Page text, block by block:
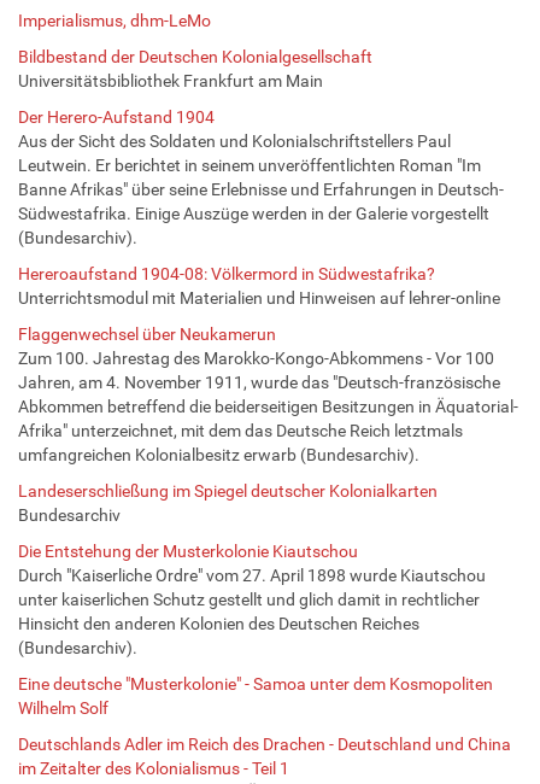
Imperialismus, dhm-LeMo
Bildbestand der Deutschen Kolonialgesellschaft
Universitätsbibliothek Frankfurt am Main
Der Herero-Aufstand 1904
Aus der Sicht des Soldaten und Kolonialschriftstellers Paul
Leutwein. Er berichtet in seinem unveröffentlichten Roman "Im
Banne Afrikas" über seine Erlebnisse und Erfahrungen in Deutsch-
Südwestafrika. Einige Auszüge werden in der Galerie vorgestellt
(Bundesarchiv).
Hereroaufstand 1904-08: Völkermord in Südwestafrika?
Unterrichtsmodul mit Materialien und Hinweisen auf lehrer-online
Flaggenwechsel über Neukamerun
Zum 100. Jahrestag des Marokko-Kongo-Abkommens - Vor 100
Jahren, am 4. November 1911, wurde das "Deutsch-französische
Abkommen betreffend die beiderseitigen Besitzungen in Äquatorial-
Afrika" unterzeichnet, mit dem das Deutsche Reich letztmals
umfangreichen Kolonialbesitz erwarb (Bundesarchiv).
Landeserschließung im Spiegel deutscher Kolonialkarten
Bundesarchiv
Die Entstehung der Musterkolonie Kiautschou
Durch "Kaiserliche Ordre" vom 27. April 1898 wurde Kiautschou
unter kaiserlichen Schutz gestellt und glich damit in rechtlicher
Hinsicht den anderen Kolonien des Deutschen Reiches
(Bundesarchiv).
Eine deutsche "Musterkolonie" - Samoa unter dem Kosmopoliten
Wilhelm Solf
Deutschlands Adler im Reich des Drachen - Deutschland und China
im Zeitalter des Kolonialismus - Teil 1